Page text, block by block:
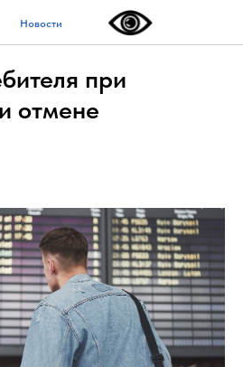
Новости
при
отмене